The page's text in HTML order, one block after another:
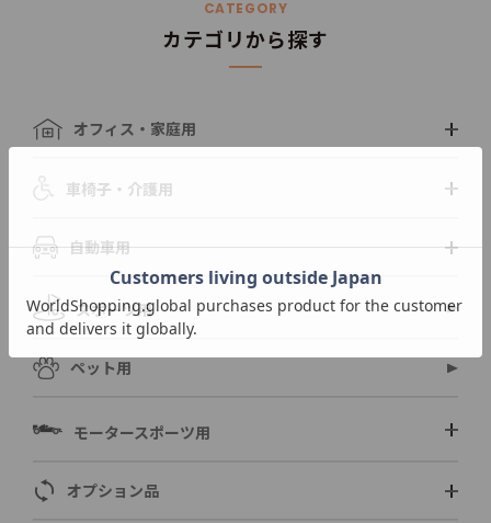
CATEGORY
カテゴリから探す
オフィス・家庭用
車椅子・介護用
自動車用
スポーツ用
ペット用
モータースポーツ用
オプション品